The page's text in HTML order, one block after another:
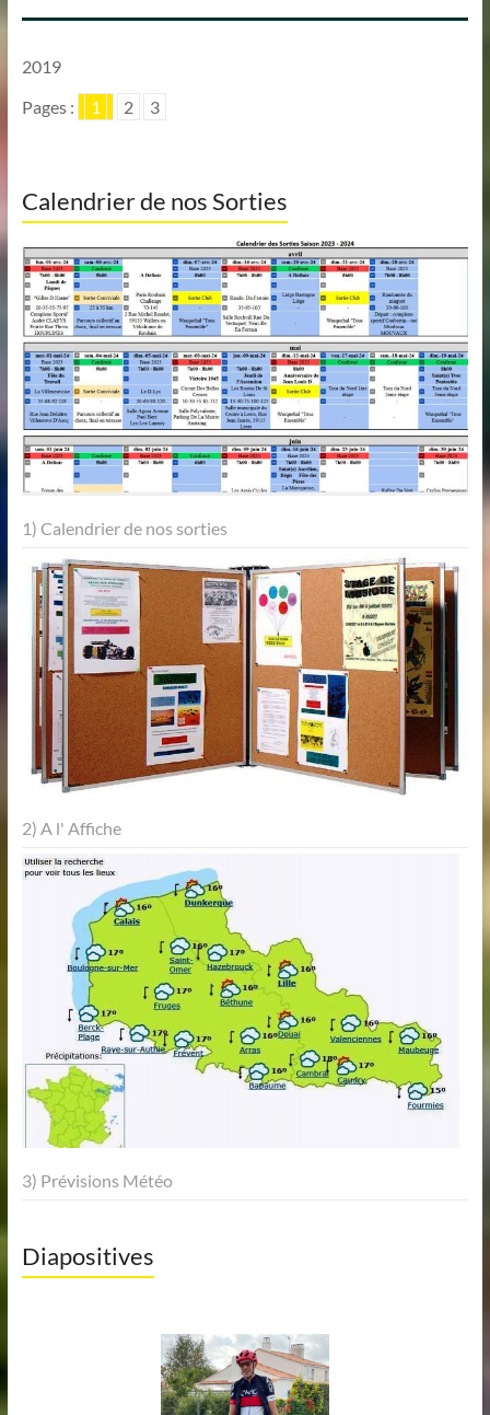
2019
Pages :
1 2 3
Calendrier de nos Sorties
1) Calendrier de nos sorties
2) A l' Affiche
3) Prévisions Météo
Diapositives